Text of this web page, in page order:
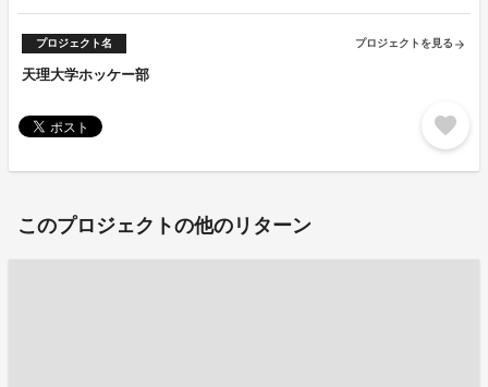
プロジェクト名 プロジェクトを見る arrow_forward
天理大学ホッケー部
favorite
このプロジェクトの他のリターン